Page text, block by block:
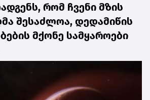
რომ ჩვე­ნი მზის
შე­საძ­ლოა, დე­და­მი­წის
მქო­ნე სამ­ყა­რო­ე­ბი